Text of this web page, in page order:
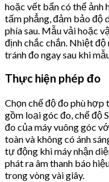
hoặc vết bẩn có thể ảnh
tấm phẳng, đảm bảo độ
phía sau. Mẫu vải hoặc
định chắc chắn. Nhiệt độ
tránh đo ngay sau khi
Thực hiện phép đo
Chọn chế độ đo phù hợp
gồm loại góc đo, chế độ
đo của máy vuông góc
toàn và không có ánh
tự động khi máy nhận
phát ra âm thanh báo
trong vòng vài giây.